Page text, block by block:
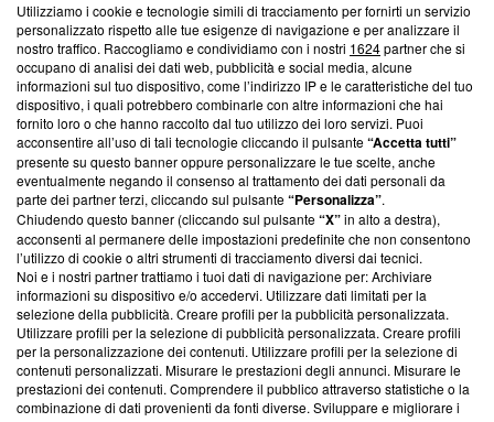
Questa sezione offre informazioni trasparenti su Blasting
News, sui nostri processi editoriali e su come ci impegniamo a
creare news di qualità. Inoltre, afferma la nostra aderenza a
‘Trust Project - News with Integrity’Blasting News non è
ancora membro del programma, ma ha richiesto di farne
parte; Trust Project non ha ancora effettuato una verifica di
conformità agli standard.
Su di noi
Team editoriale
Corporate
Redazione
Informativa Privacy
Cookie Policy
Utilizziamo i cookie e tecnologie simili di tracciamento per fornirti un servizio
personalizzato rispetto alle tue esigenze di navigazione e per analizzare il
nostro traffico. Raccogliamo e condividiamo con i nostri 1624partner che si
occupano di analisi dei dati web, pubblicità e social media, alcune
informazioni sul tuo dispositivo, come l’indirizzo IP e le caratteristiche del tuo
dispositivo, i quali potrebbero combinarle con altre informazioni che hai
fornito loro o che hanno raccolto dal tuo utilizzo dei loro servizi. Puoi
acconsentire all’uso di tali tecnologie cliccando il pulsante“Accetta tutti”
presente su questo banner oppure personalizzare le tue scelte, anche
eventualmente negando il consenso al trattamento dei dati personali da
parte dei partner terzi, cliccando sul pulsante“Personalizza”.
Chiudendo questo banner (cliccando sul pulsante“X”in alto a destra),
acconsenti al permanere delle impostazioni predefinite che non consentono
l’utilizzo di cookie o altri strumenti di tracciamento diversi dai tecnici.
Noi e i nostri partner trattiamo i tuoi dati di navigazione per: Archiviare
informazioni su dispositivo e/o accedervi. Utilizzare dati limitati per la
selezione della pubblicità. Creare profili per la pubblicità personalizzata.
Utilizzare profili per la selezione di pubblicità personalizzata. Creare profili
per la personalizzazione dei contenuti. Utilizzare profili per la selezione di
contenuti personalizzati. Misurare le prestazioni degli annunci. Misurare le
prestazioni dei contenuti. Comprendere il pubblico attraverso statistiche o la
combinazione di dati provenienti da fonti diverse. Sviluppare e migliorare i